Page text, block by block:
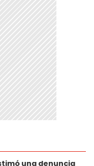
una denuncia